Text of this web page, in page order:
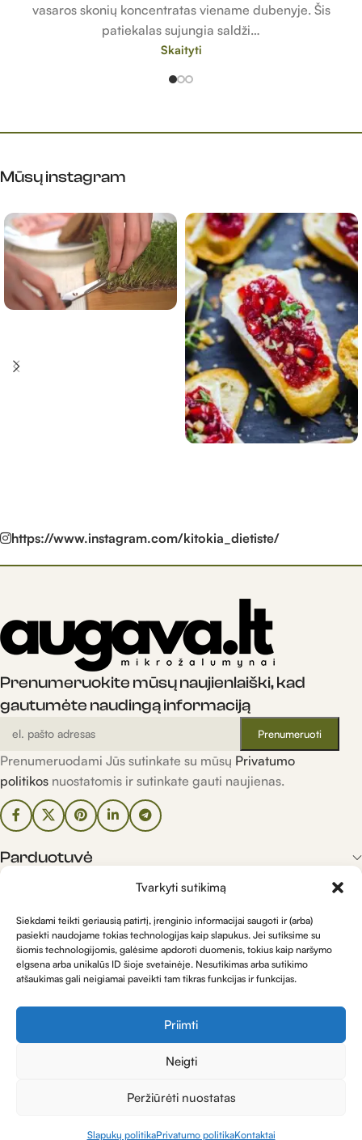
Tvarkyti sutikimą
Siekdami teikti geriausią patirtį, įrenginio informacijai saugoti ir (arba)
pasiekti naudojame tokias technologijas kaip slapukus. Jei sutiksime su
šiomis technologijomis, galėsime apdoroti duomenis, tokius kaip naršymo
elgsena arba unikalūs ID šioje svetainėje. Nesutikimas arba sutikimo
atšaukimas gali neigiamai paveikti tam tikras funkcijas ir funkcijas.
Priimti
Neigti
Peržiūrėti nuostatas
Slapukų politikaPrivatumo politikaKontaktai
vasaros skonių koncentratas viename dubenyje. Šis
patiekalas sujungia saldži…
Skaityti
Mūsų instagram​
https://www.instagram.com/kitokia_dietiste/
Prenumeruokite mūsų naujienlaiški, kad
gautumėte naudingą informaciją
Prenumeruodami Jūs sutinkate su mūsų Privatumo
politikos nuostatomis ir sutinkate gauti naujienas.
Parduotuvė
Kontaktai
Visos teisės saugomos MB "TABALA". Kopijuoti svetainėje
pateikta informacija be mūsų sutikimo draudžiama.
Mes naudojame slapukus, kad užtikrintume geriausią